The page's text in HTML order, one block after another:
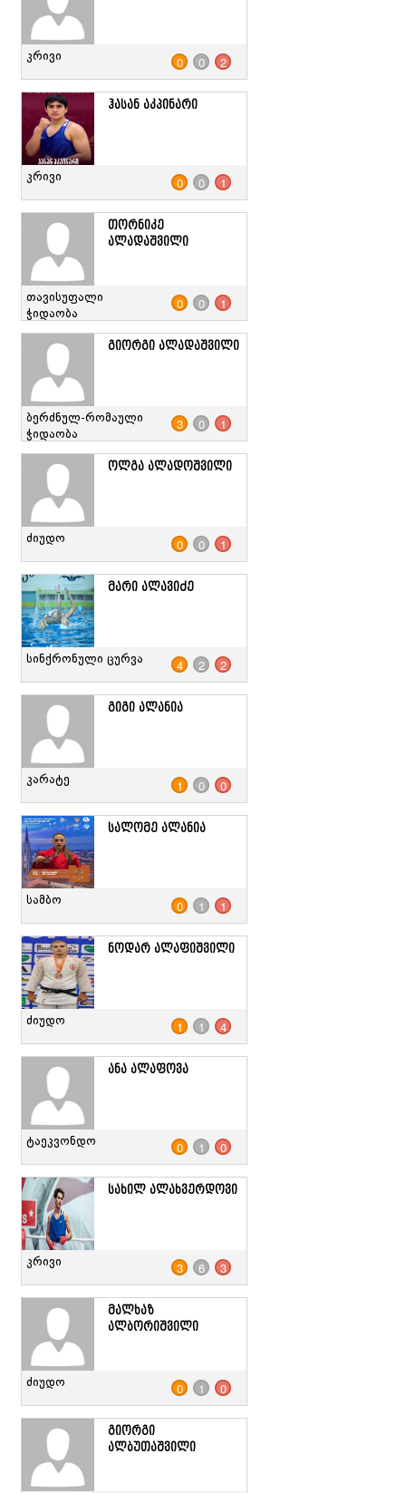
კრივი 0 0 2
ჰასან აკპინარი
კრივი 0 0 1
თორნიკე
ალადაშვილი
თავისუფალი
ჭიდაობა
0 0 1
გიორგი ალადაშვილი
ბერძნულ-რომაული
ჭიდაობა
3 0 1
ოლგა ალადოშვილი
ძიუდო 0 0 1
მარი ალავიძე
სინქრონული ცურვა 4 2 2
გიგი ალანია
კარატე 1 0 0
სალომე ალანია
სამბო 0 1 1
ნოდარ ალაფიშვილი
ძიუდო 1 1 4
ანა ალაფოვა
ტაეკვონდო 0 1 0
სახილ ალახვერდოვი
კრივი 3 6 3
მალხაზ
ალბორიშვილი
ძიუდო 0 1 0
გიორგი
ალბუთაშვილი